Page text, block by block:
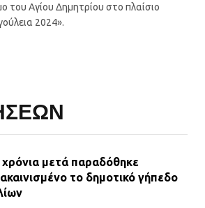
του Αγίου Δημητρίου στο πλαίσιο
2024».
χρόνια μετά παραδόθηκε
το δημοτικό γήπεδο